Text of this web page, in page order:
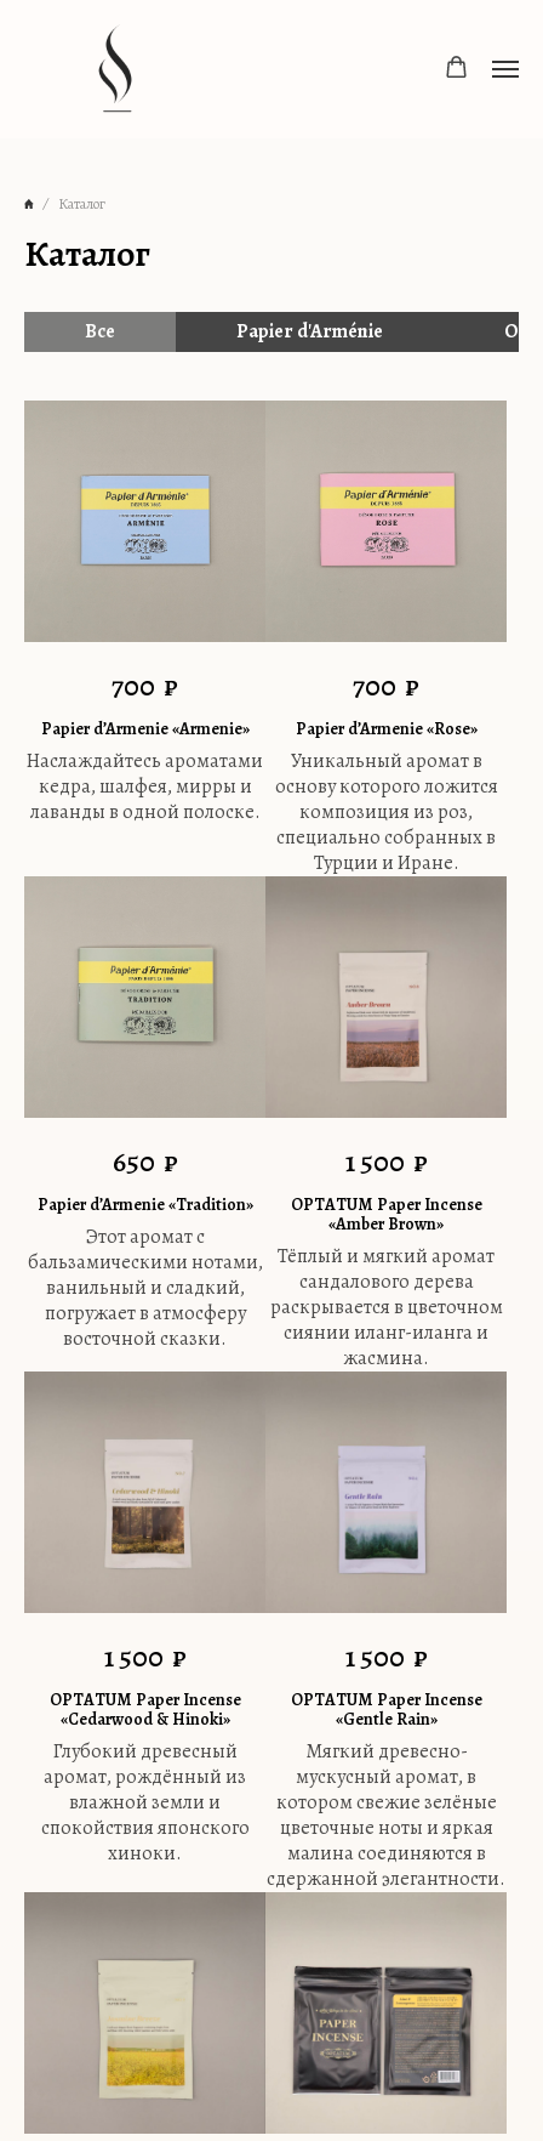
Каталог
Каталог
Все Papier d'Arménie
700 ₽
Papier d’Armenie «Armenie»
Наслаждайтесь ароматами
кедра, шалфея, мирры и
лаванды в одной полоске.
700 ₽
Papier d’Armenie «Rose»
Уникальный аромат в
основу которого ложится
композиция из роз,
специально собранных в
Турции и Иране.
650 ₽
Papier d’Armenie «Tradition»
Этот аромат с
бальзамическими нотами,
ванильный и сладкий,
погружает в атмосферу
восточной сказки.
1 500 ₽
OPTATUM Paper Incense
«Amber Brown»
Тёплый и мягкий аромат
сандалового дерева
раскрывается в цветочном
сиянии иланг-иланга и
жасмина.
1 500 ₽
OPTATUM Paper Incense
«Cedarwood & Hinoki»
Глубокий древесный
аромат, рождённый из
влажной земли и
спокойствия японского
хиноки.
1 500 ₽
OPTATUM Paper Incense
«Gentle Rain»
Мягкий древесно-
мускусный аромат, в
котором свежие зелёные
цветочные ноты и яркая
малина соединяются в
сдержанной элегантности.